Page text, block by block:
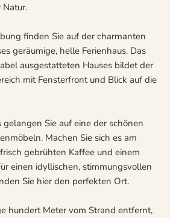
Natur.
finden Sie auf der charmanten
geräumige, helle Ferienhaus. Das
ausgestatteten Hauses bildet der
mit Fensterfront und Blick auf die
Sie auf eine der schönen
Machen Sie sich es am
gebrühten Kaffee und einem
einen idyllischen, stimmungsvollen
Sie hier den perfekten Ort.
hundert Meter vom Strand entfernt,